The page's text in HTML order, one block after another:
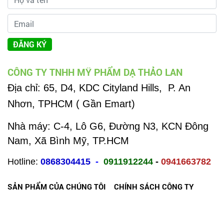
ĐĂNG KÝ
CÔNG TY TNHH MỸ PHẨM DẠ THẢO LAN
Địa chỉ: 65, D4, KDC Cityland Hills, P. An
Nhơn, TPHCM ( Gần Emart)
Nhà máy: C-4, Lô G6, Đường N3, KCN Đông
Nam, Xã Bình Mỹ, TP.HCM
Hotline: 0868304415 - 0911912244 - 0941663782
SẢN PHẨM CỦA CHÚNG TÔI CHÍNH SÁCH CÔNG TY